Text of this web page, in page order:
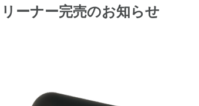
ーナー完売のお知らせ